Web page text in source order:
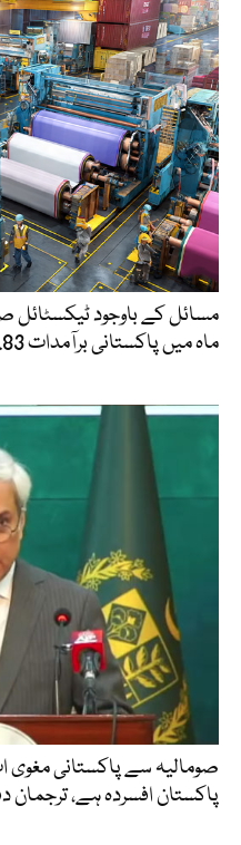
مسائل کے باوجود ٹیکسٹائل
ماہ میں پاکستانی برآمدات 1.83ارب ڈالر سے تجاوز
صومالیہ سے پاکستانی
پاکستان افسردہ ہے، ترجمان